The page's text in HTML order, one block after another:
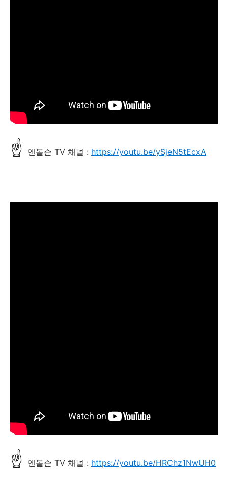
☝ 엔돌슨 TV 채널 : https://youtu.be/ySjeN5tEcxA
☝ 엔돌슨 TV 채널 : https://youtu.be/HRChz1NwUH0